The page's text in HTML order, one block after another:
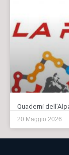
Quaderni
20 Maggio 2026